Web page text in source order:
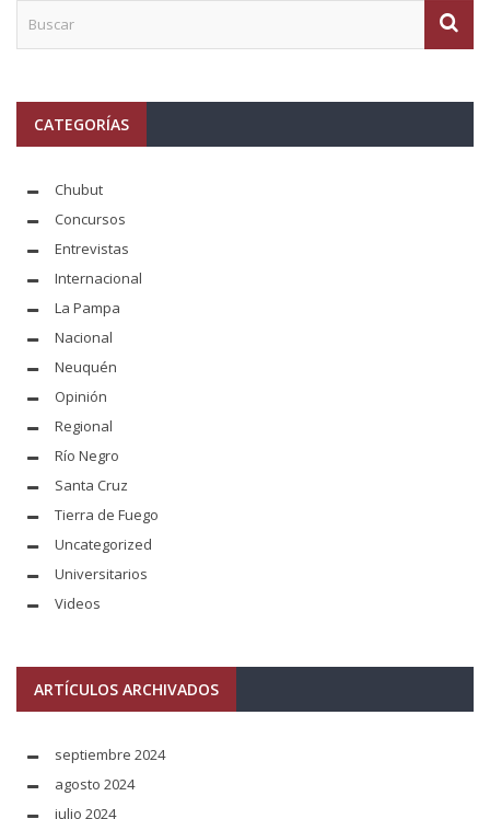
CATEGORÍAS
Chubut
Concursos
Entrevistas
Internacional
La Pampa
Nacional
Neuquén
Opinión
Regional
Río Negro
Santa Cruz
Tierra de Fuego
Uncategorized
Universitarios
Videos
ARTÍCULOS ARCHIVADOS
septiembre 2024
agosto 2024
julio 2024